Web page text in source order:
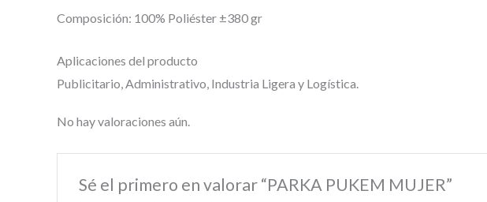
Composición: 100% Poliéster ±380 gr
Aplicaciones del producto
Publicitario, Administrativo, Industria Ligera y Logística.
No hay valoraciones aún.
Sé el primero en valorar “PARKA PUKEM MUJER”